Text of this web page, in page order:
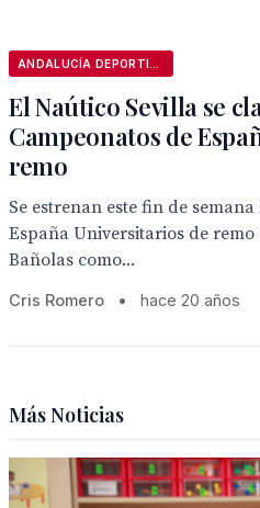
El Naútico Sevilla se
Campeonatos de
remo
Se estrenan este fin de
España Universitarios de
Bañolas como...
Cris Romero • hace 20 años
Más Noticias